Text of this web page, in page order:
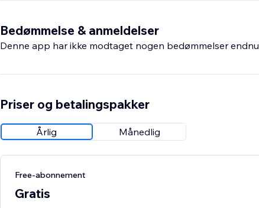
Bedømmelse & anmeldelser
Denne app har ikke modtaget nogen bedømmelser
Priser og betalingspakker
Årlig Månedlig
Free-abonnement
Gratis